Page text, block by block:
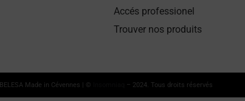
Accés professionel
Trouver nos produits
BELESA Made in Cévennes | © – 2024. Tous droits réservés